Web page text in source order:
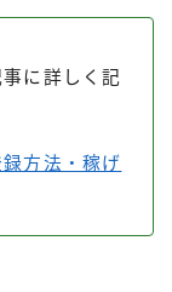
に詳しく記
方法・稼げ